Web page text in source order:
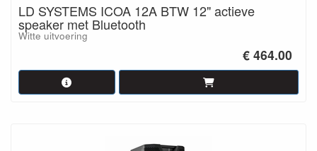
LD SYSTEMS ICOA 12A BTW 12" actieve
speaker met Bluetooth
Witte uitvoering
€ 464.00